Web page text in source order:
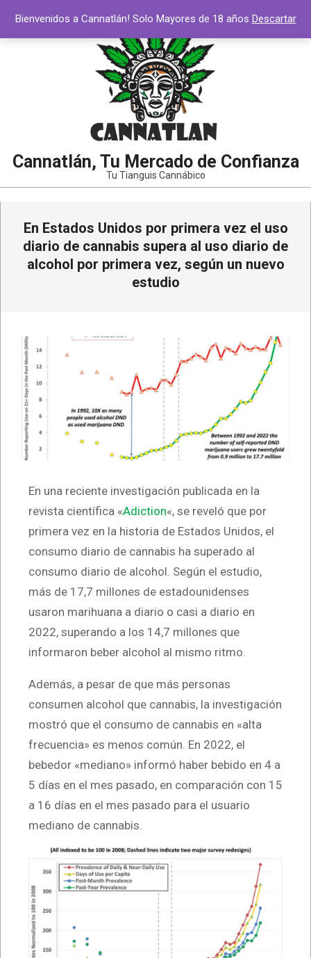
Cannatlán, Tu Mercado de Confianza
Tu Tianguis Cannábico
En Estados Unidos por primera vez el uso
diario de cannabis supera al uso diario de
alcohol por primera vez, según un nuevo
estudio
En una reciente investigación publicada en la
revista científica «Adiction«, se reveló que por
primera vez en la historia de Estados Unidos, el
consumo diario de cannabis ha superado al
consumo diario de alcohol. Según el estudio,
más de 17,7 millones de estadounidenses
usaron marihuana a diario o casi a diario en
2022, superando a los 14,7 millones que
informaron beber alcohol al mismo ritmo.
Además, a pesar de que más personas
consumen alcohol que cannabis, la investigación
mostró que el consumo de cannabis en «alta
frecuencia» es menos común. En 2022, el
bebedor «mediano» informó haber bebido en 4 a
5 días en el mes pasado, en comparación con 15
a 16 días en el mes pasado para el usuario
mediano de cannabis.
Bienvenidos a Cannatlán! Solo Mayores de 18 años Descartar